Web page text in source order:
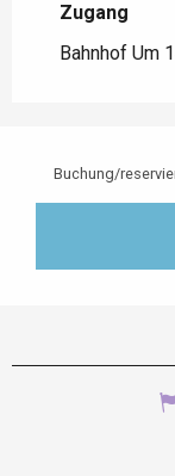
Zugang
Zugang
Bahnhof Um
Buchung/